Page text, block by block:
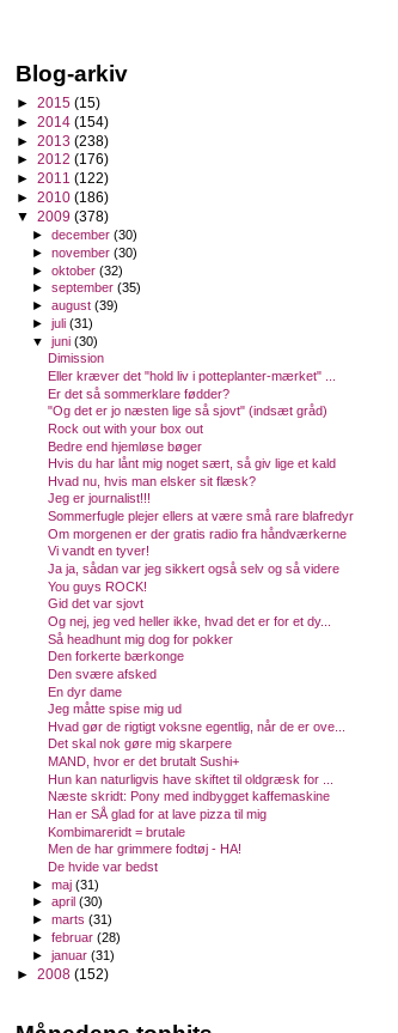
Blog-arkiv
► 2015 (15)
► 2014 (154)
► 2013 (238)
► 2012 (176)
► 2011 (122)
► 2010 (186)
▼ 2009 (378)
►december(30)
►november(30)
►oktober(32)
►september(35)
►august(39)
►juli(31)
▼juni(30)
Dimission
Eller kræver det "hold liv i potteplanter-mærket" ...
Er det så sommerklare fødder?
"Og det er jo næsten lige så sjovt" (indsæt gråd)
Rock out with your box out
Bedre end hjemløse bøger
Hvis du har lånt mig noget sært, så giv lige et kald
Hvad nu, hvis man elsker sit flæsk?
Jeg er journalist!!!
Sommerfugle plejer ellers at være små rare blafredyr
Om morgenen er der gratis radio fra håndværkerne
Vi vandt en tyver!
Ja ja, sådan var jeg sikkert også selv og så videre
You guys ROCK!
Gid det var sjovt
Og nej, jeg ved heller ikke, hvad det er for et dy...
Så headhunt mig dog for pokker
Den forkerte bærkonge
Den svære afsked
En dyr dame
Jeg måtte spise mig ud
Hvad gør de rigtigt voksne egentlig, når de er ove...
Det skal nok gøre mig skarpere
MAND, hvor er det brutalt Sushi+
Hun kan naturligvis have skiftet til oldgræsk for ...
Næste skridt: Pony med indbygget kaffemaskine
Han er SÅ glad for at lave pizza til mig
Kombimareridt = brutale
Men de har grimmere fodtøj - HA!
De hvide var bedst
►maj(31)
►april(30)
►marts(31)
►februar(28)
►januar(31)
► 2008 (152)